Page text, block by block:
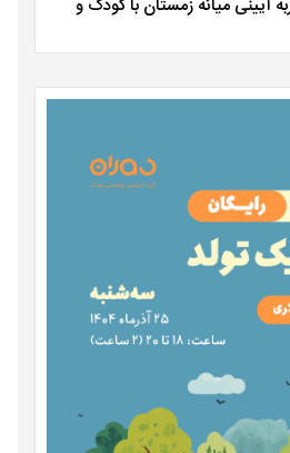
آیینی میانه زمستان با کودک و